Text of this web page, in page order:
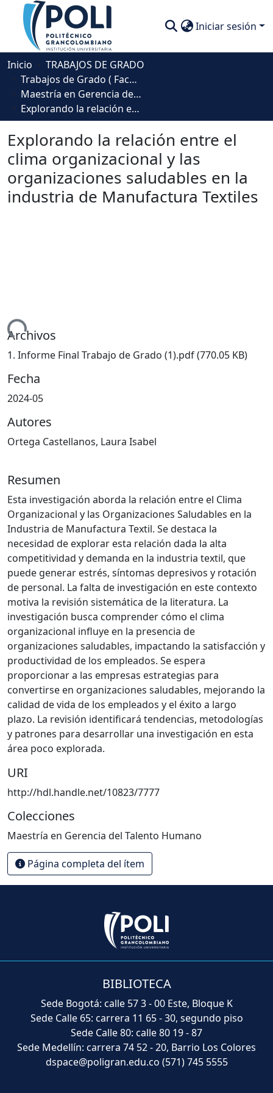
Iniciar sesión
Comunidades
Descubre
Estadísticas
Inicio
TRABAJOS DE GRADO
Trabajos de Grado ( Facultad de Sociedad, Cultura y Creatividad)
Maestría en Gerencia del Talento Humano
Explorando la relación entre el clima organizacional y las organizaciones saludables en la industria de Manufactura Textiles
Explorando la relación entre el
clima organizacional y las
organizaciones saludables en la
industria de Manufactura Textiles
Archivos
1. Informe Final Trabajo de Grado (1).pdf(770.05 KB)
Fecha
2024-05
Autores
Ortega Castellanos, Laura Isabel
Resumen
Esta investigación aborda la relación entre el Clima
Organizacional y las Organizaciones Saludables en la
Industria de Manufactura Textil. Se destaca la
necesidad de explorar esta relación dada la alta
competitividad y demanda en la industria textil, que
puede generar estrés, síntomas depresivos y rotación
de personal. La falta de investigación en este contexto
motiva la revisión sistemática de la literatura. La
investigación busca comprender cómo el clima
organizacional influye en la presencia de
organizaciones saludables, impactando la satisfacción y
productividad de los empleados. Se espera
proporcionar a las empresas estrategias para
convertirse en organizaciones saludables, mejorando la
calidad de vida de los empleados y el éxito a largo
plazo. La revisión identificará tendencias, metodologías
y patrones para desarrollar una investigación en esta
área poco explorada.
URI
http://hdl.handle.net/10823/7777
Colecciones
Maestría en Gerencia del Talento Humano
Página completa del ítem
BIBLIOTECA
Sede Bogotá: calle 57 3 - 00 Este, Bloque K
Sede Calle 65: carrera 11 65 - 30, segundo piso
Sede Calle 80: calle 80 19 - 87
Sede Medellín: carrera 74 52 - 20, Barrio Los Colores
dspace@poligran.edu.co (571) 745 5555